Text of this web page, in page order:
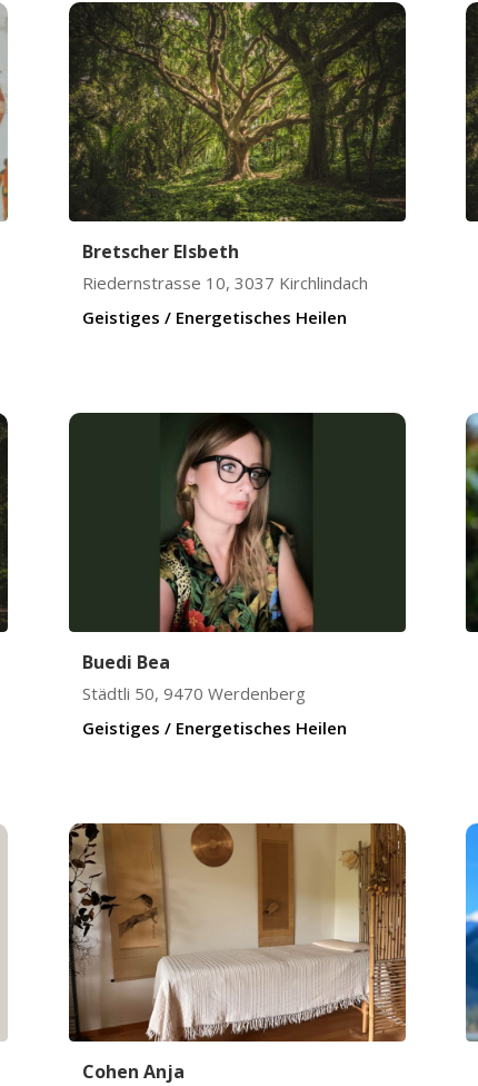
Bretscher Elsbeth
Riedernstrasse 10,3037 Kirchlindach
Geistiges / Energetisches Heilen
Buedi Bea
Städtli 50,9470 Werdenberg
Geistiges / Energetisches Heilen
Cohen Anja